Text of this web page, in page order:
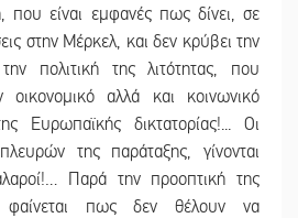
που είναι εμφανές πως δίνει, σε
στην Μέρκελ, και δεν κρύβει την
πολιτική της λιτότητας, που
οικονομικό αλλά και κοινωνικό
Ευρωπαϊκής δικτατορίας!... Οι
της παράταξης, γίνονται
Παρά την προοπτική της
φαίνεται πως δεν θέλουν να